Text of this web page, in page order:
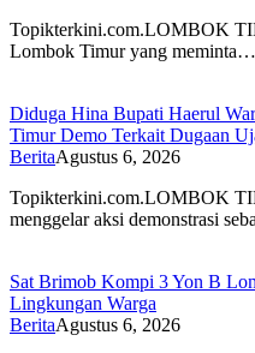
Topikterkini.com.LOMBOK
Lombok Timur yang meminta…
Diduga Hina Bupati Haerul
Timur Demo Terkait Dugaan
BeritaAgustus 6, 2026
Topikterkini.com.LOMBOK
menggelar aksi demonstrasi
Sat Brimob Kompi 3 Yon B
Lingkungan Warga
BeritaAgustus 6, 2026